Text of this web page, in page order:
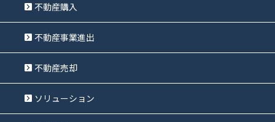
不動産購入
不動産事業進出
不動産売却
ソリューション